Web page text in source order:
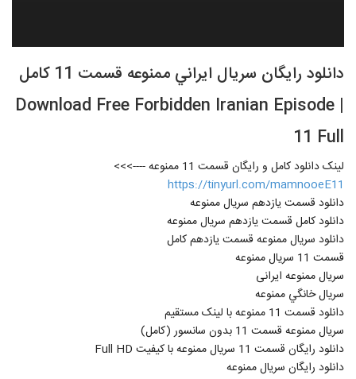
دانلود رايگان سريال ايراني ممنوعه قسمت 11 کامل
| Download Free Forbidden Iranian Episode
11 Full
لینک دانلود کامل و رایگان قسمت 11 ممنوعه ---->>>
https://tinyurl.com/mamnooeE11
دانلود قسمت یازدهم سريال ممنوعه
دانلود کامل قسمت یازدهم سريال ممنوعه
دانلود سريال ممنوعه قسمت یازدهم کامل
قسمت 11 سريال ممنوعه
سریال ممنوعه ایرانی
سريال خانگي ممنوعه
دانلود قسمت 11 ممنوعه با لینک مستقیم
سریال ممنوعه قسمت 11 بدون سانسور (کامل)
دانلود رايگان قسمت 11 سريال ممنوعه با کیفیت Full HD
دانلود رایگان سریال ممنوعه